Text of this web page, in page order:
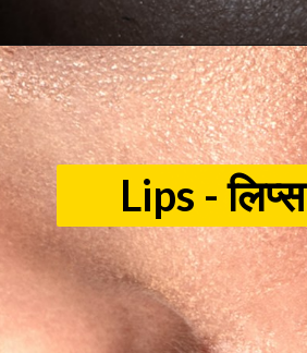
Lips - लिप्स